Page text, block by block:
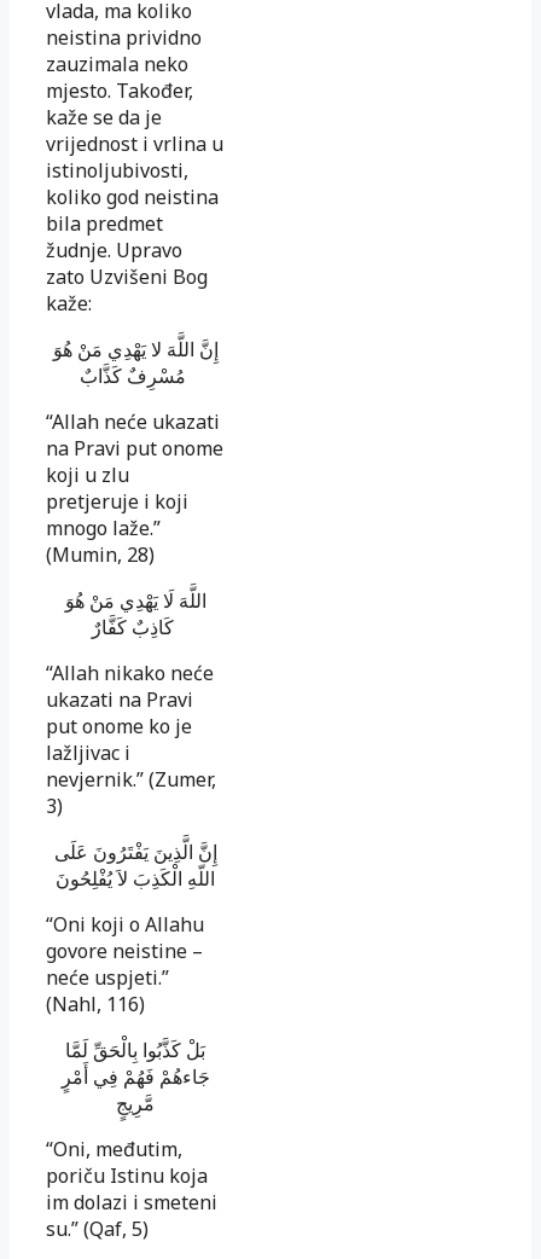
vlada, ma koliko
neistina prividno
zauzimala neko
mjesto. Također,
kaže se da je
vrijednost i vrlina u
istinoljubivosti,
koliko god neistina
bila predmet
žudnje. Upravo
zato Uzvišeni Bog
kaže:
إِنَّ اللَّهَ لا يَهْدِي مَنْ هُوَ
“Allah neće ukazati
na Pravi put onome
koji u zlu
pretjeruje i koji
mnogo laže.”
(Mumin, 28)
اللَّهَ لَا يَهْدِي مَنْ هُوَ
“Allah nikako neće
ukazati na Pravi
put onome ko je
lažljivac i
nevjernik.” (Zumer,
3)
إِنَّ الَّذِينَ يَفْتَرُونَ عَلَى
اللّهِ الْكَذِبَ لاَ يُفْلِحُونَ
“Oni koji o Allahu
govore neistine –
neće uspjeti.”
(Nahl, 116)
بَلْ كَذَّبُوا بِالْحَقِّ لَمَّا
جَاءهُمْ فَهُمْ فِي أَمْرٍ
مَّرِيجٍ
“Oni, međutim,
poriču Istinu koja
im dolazi i smeteni
su.” (Qaf, 5)